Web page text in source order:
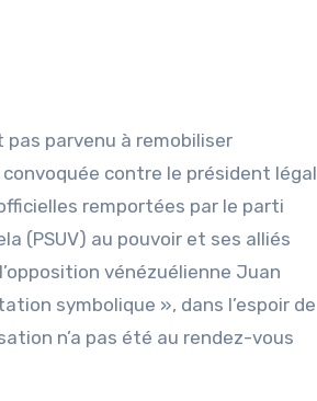
pas parvenu à remobiliser
contre le président légal
remportées par le parti
(PSUV) au pouvoir et ses alliés
vénézuélienne Juan
symbolique », dans l’espoir de
n’a pas été au rendez-vous